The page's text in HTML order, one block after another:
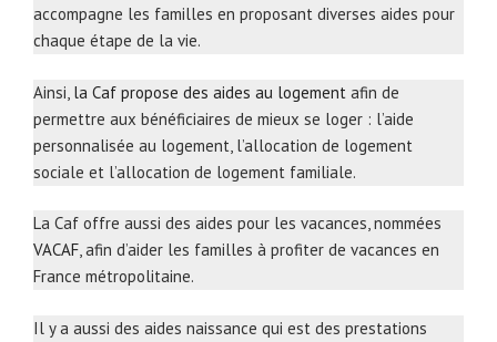
accompagne les familles en proposant diverses aides pour
chaque étape de la vie.
Ainsi, la Caf propose des aides au logement afin de
permettre aux bénéficiaires de mieux se loger : l’aide
personnalisée au logement, l’allocation de logement
sociale et l’allocation de logement familiale.
La Caf offre aussi des aides pour les vacances, nommées
VACAF, afin d’aider les familles à profiter de vacances en
France métropolitaine.
Il y a aussi des aides naissance qui est des prestations